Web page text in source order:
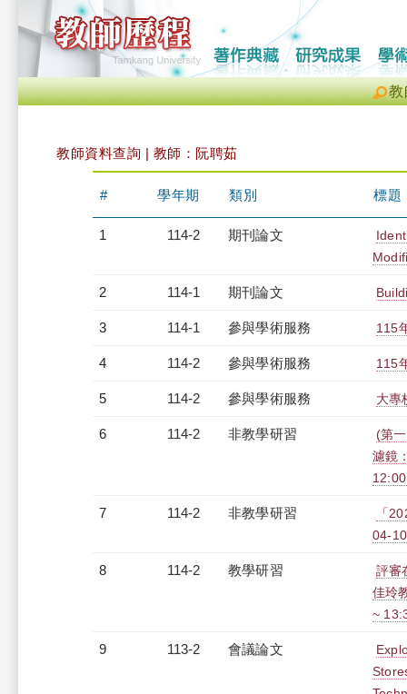
教
教師資料查詢 | 教師：阮聘茹
# 學年期 類別 標題
1 114-2 期刊論文
2 114-1 期刊論文
3 114-1 參與學術服務 115
4 114-2 參與學術服務 115
5 114-2 參與學術服務 大專
6 114-2 非教學研習
(第
濾鏡
7 114-2 非教學研習
「
04-
8 114-2 教學研習
評審
佳玲
~
9 113-2 會議論文